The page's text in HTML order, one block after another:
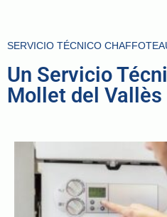
SERVICIO TÉCNICO
Un Servicio
Mollet del